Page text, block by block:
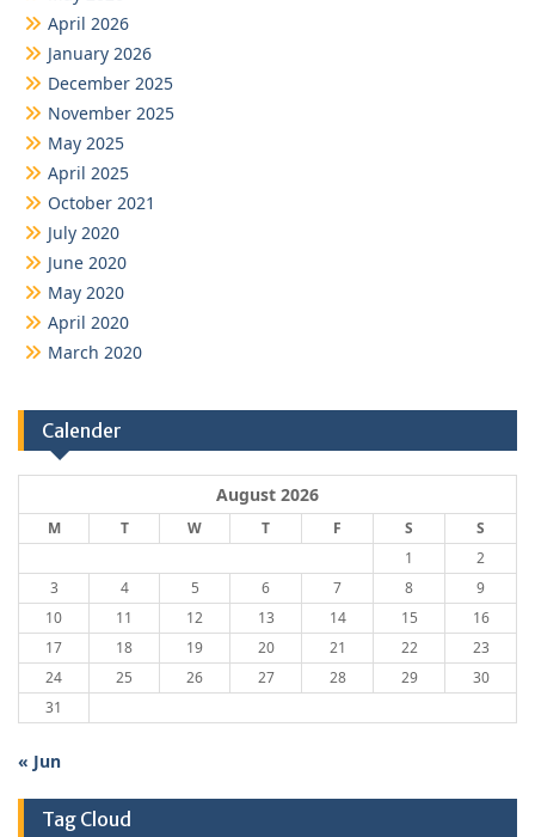
April 2026
January 2026
December 2025
November 2025
May 2025
April 2025
October 2021
July 2020
June 2020
May 2020
April 2020
March 2020
Calender
August 2026
M T W T F S
S
1
2
3
4 5 6 7 8
9
10
11 12 13 14 15
16
17
18 19 20 21 22
23
24
25 26 27 28 29
30
31
« Jun
Tag Cloud